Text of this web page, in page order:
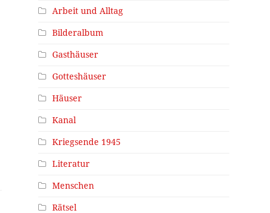
Arbeit und Alltag
Bilderalbum
Gasthäuser
Gotteshäuser
Häuser
Kanal
Kriegsende 1945
Literatur
Menschen
Rätsel